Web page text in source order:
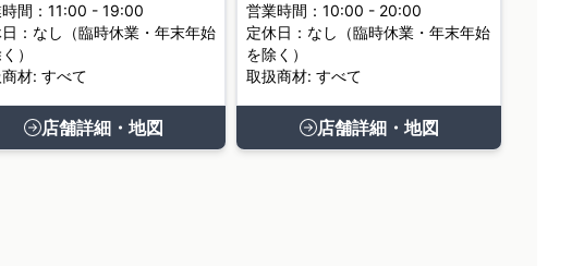
間：11:00 - 19:00
：なし（臨時休業・年末年始
）
材: すべて
店舗詳細・地図
営業時間：10:00 - 20:00
定休日：なし（臨時休業・年末年始
を除く）
取扱商材: すべて
店舗詳細・地図